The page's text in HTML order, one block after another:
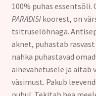
100% puhas
PARADISIkoorest, on
tsitruselõhnaga.
aknet, puhastab
nahka puhastavad
ainevahetusele ja aitab
väsimust. Pakub